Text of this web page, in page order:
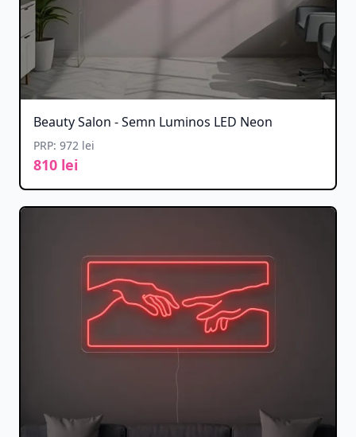
Beauty Salon - Semn Luminos LED Neon
PRP: 972 lei
810 lei